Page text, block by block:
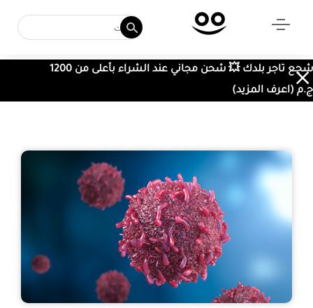
شجع تاجر بلدك 💥 شحن مجاني عند الشراء بأعلى من 1200
ج.م (اعرف المزيد)